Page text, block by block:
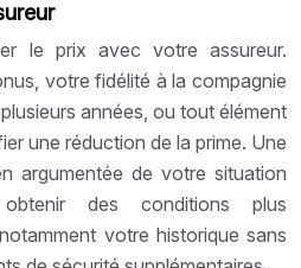
le prix avec votre assureur.
votre fidélité à la compagnie
années, ou tout élément
une réduction de la prime. Une
argumentée de votre situation
des conditions plus
votre historique sans